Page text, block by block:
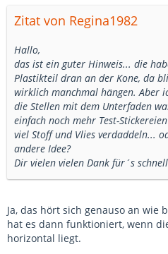
Zitat von Regina1982
Hallo,
das ist ein guter Hinweis... die
Plastikteil dran an der Kone, da
wirklich manchmal hängen. Aber
die Stellen mit dem Unterfaden
einfach noch mehr Test-
viel Stoff und Vlies verdaddeln...
andere Idee?
Dir vielen vielen Dank für´s
Ja, das hört sich genauso an wie
hat es dann funktioniert, wenn
horizontal liegt.